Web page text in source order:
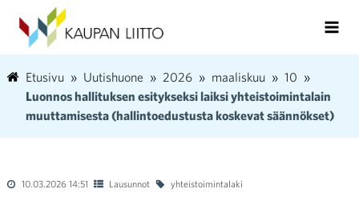
Etusivu Uutishuone 2026 maaliskuu
10
Luonnos hallituksen esitykseksi laiksi yhteistoimintalain
muuttamisesta (hallintoedustusta koskevat säännökset)
10.03.2026 14:51 Lausunnot yhteistoimintalaki